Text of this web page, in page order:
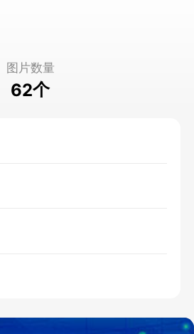
图片数量
62个